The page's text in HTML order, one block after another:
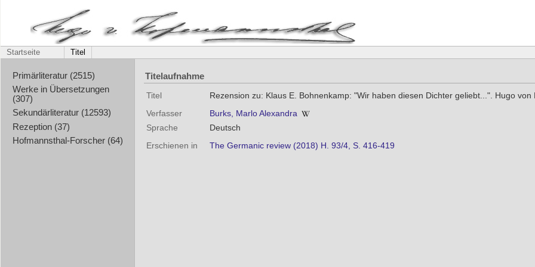
Startseite Titel
Primärliteratur (2515)
Werke in Übersetzungen
(307)
Sekundärliteratur (12593)
Rezeption (37)
Hofmannsthal-Forscher (64)
Titelaufnahme
Titel
Rezension zu: Klaus E. Bohnenkamp: "Wir haben diesen Dichter geliebt...". Hugo
Verfasser
Burks, Marlo Alexandra
Sprache
Deutsch
Erschienen in
The Germanic review (2018) H. 93/4, S. 416-419